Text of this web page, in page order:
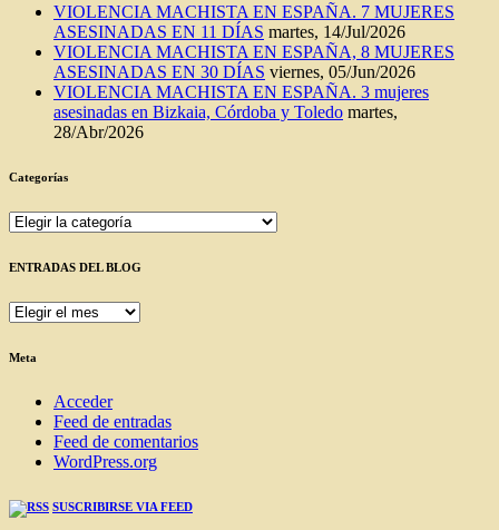
VIOLENCIA MACHISTA EN ESPAÑA. 7 MUJERES
ASESINADAS EN 11 DÍAS martes, 14/Jul/2026
VIOLENCIA MACHISTA EN ESPAÑA, 8 MUJERES
ASESINADAS EN 30 DÍAS viernes, 05/Jun/2026
VIOLENCIA MACHISTA EN ESPAÑA. 3 mujeres
asesinadas en Bizkaia, Córdoba y Toledo martes,
28/Abr/2026
Categorías
Categorías
ENTRADAS DEL BLOG
ENTRADAS
BLOG
Meta
Acceder
Feed de entradas
Feed de comentarios
WordPress.org
SUSCRIBIRSE VIA FEED